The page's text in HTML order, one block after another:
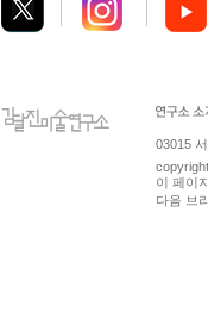
03015
이 페이
다음 브